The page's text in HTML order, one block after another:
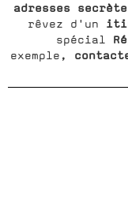
adresses
rêvez d'un
spécial
exemple,